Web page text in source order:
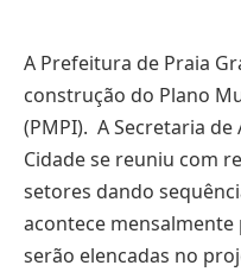
A Prefeitura de Praia
construção do Plano
(PMPI). A Secretaria de
Cidade se reuniu com
setores dando
acontece
serão elencadas no